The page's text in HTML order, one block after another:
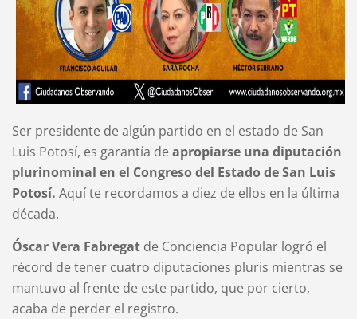
Ser presidente de algún partido en el estado de San
Luis Potosí, es garantía de apropiarse una diputación
plurinominal en el Congreso del Estado de San Luis
Potosí. Aquí te recordamos a diez de ellos en la última
década.
Óscar Vera Fabregatde Conciencia Popular logró el
récord de tener cuatro diputaciones pluris mientras se
mantuvo al frente de este partido, que por cierto,
acaba de perder el registro.